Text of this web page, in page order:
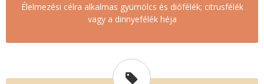
Élelmezési célra alkalmas gyümölcs és diófélék; citrusfélék
vagy a dinnyefélék héja